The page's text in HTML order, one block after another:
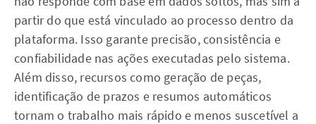
partir do que está vinculado ao processo dentro da
plataforma. Isso garante precisão, consistência e
confiabilidade nas ações executadas pelo sistema.
Além disso, recursos como geração de peças,
identificação de prazos e resumos automáticos
tornam o trabalho mais rápido e menos suscetível a